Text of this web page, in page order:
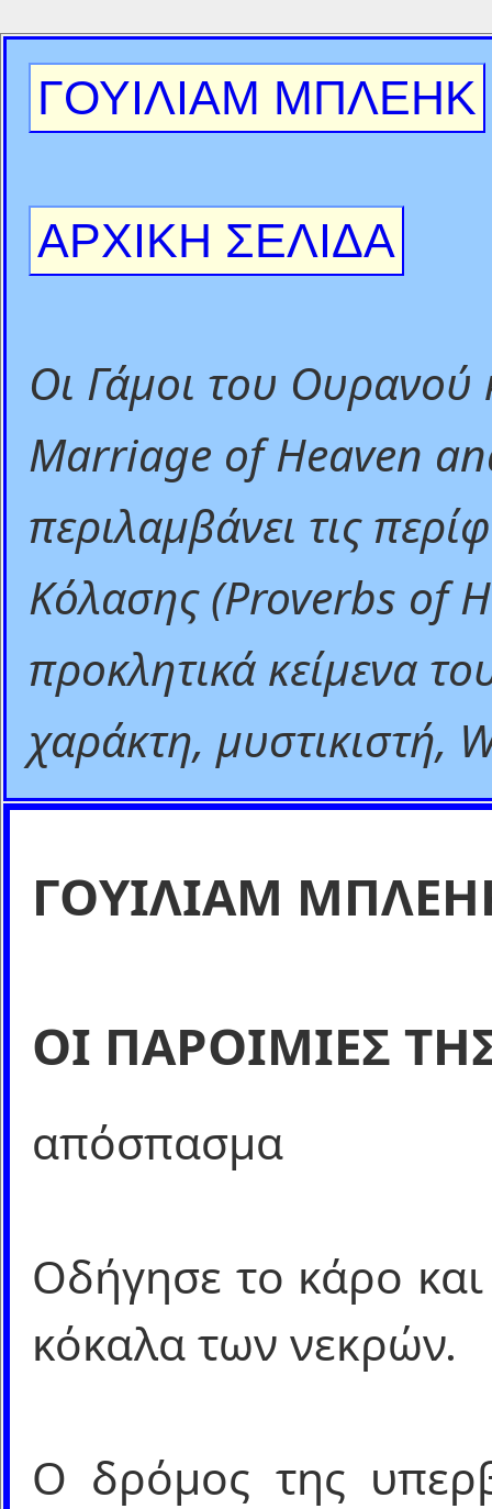
ΓΟΥΙΛΙΑΜ ΜΠΛΕΗΚ
ΑΡΧΙΚΗ ΣΕΛΙΔΑ
Οι Γάμοι του Ουρανού
Marriage of Heaven
περιλαμβάνει τις
Κόλασης (Proverbs of
προκλητικά κείμενα
χαράκτη, μυστικιστή,
ΓΟΥΙΛΙΑΜ
ΟΙ ΠΑΡΟΙΜΙΕΣ
απόσπασμα
Οδήγησε το κάρο
κόκαλα των νεκρών.
Ο δρόμος της